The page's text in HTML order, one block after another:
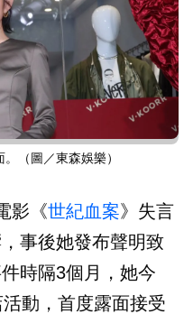
（圖／東森娛樂）
影《世紀血案》失言
事後她發布聲明致
時隔3個月，她今
活動，首度露面接受